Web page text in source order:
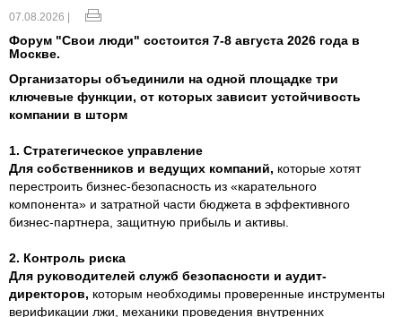
07.08.2026 |
Форум "Свои люди" состоится 7-8 августа 2026 года в
Москве.
Организаторы объединили на одной площадке три
ключевые функции, от которых зависит устойчивость
компании в шторм
1. Стратегическое управление
Для собственников и ведущих компаний, которые хотят
перестроить бизнес-безопасность из «карательного
компонента» и затратной части бюджета в эффективного
бизнес-партнера, защитную прибыль и активы.
2. Контроль риска
Для руководителей служб безопасности и аудит-
директоров, которым необходимы проверенные инструменты
верификации лжи, механики проведения внутренних